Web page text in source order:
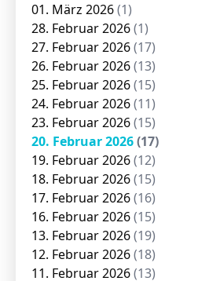
01. März 2026(1)
28. Februar 2026(1)
27. Februar 2026(17)
26. Februar 2026(13)
25. Februar 2026(15)
24. Februar 2026(11)
23. Februar 2026(15)
20. Februar 2026(17)
19. Februar 2026(12)
18. Februar 2026(15)
17. Februar 2026(16)
16. Februar 2026(15)
13. Februar 2026(19)
12. Februar 2026(18)
11. Februar 2026(13)